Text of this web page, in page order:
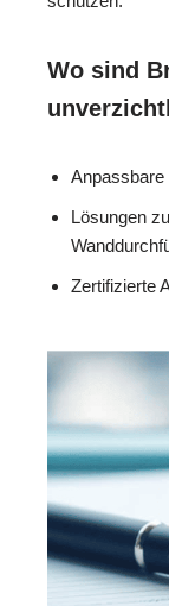
Wo sind
Anpassbare
Lösungen
Zertifizierte